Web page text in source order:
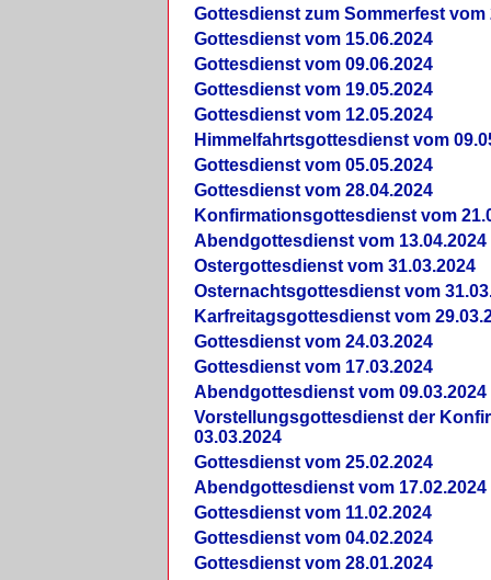
Gottesdienst zum Sommerfest vom
Gottesdienst vom 15.06.2024
Gottesdienst vom 09.06.2024
Gottesdienst vom 19.05.2024
Gottesdienst vom 12.05.2024
Himmelfahrtsgottesdienst vom
Gottesdienst vom 05.05.2024
Gottesdienst vom 28.04.2024
Konfirmationsgottesdienst vom
Abendgottesdienst vom 13.04.2024
Ostergottesdienst vom 31.03.2024
Osternachtsgottesdienst vom
Karfreitagsgottesdienst vom
Gottesdienst vom 24.03.2024
Gottesdienst vom 17.03.2024
Abendgottesdienst vom 09.03.2024
Vorstellungsgottesdienst der
03.03.2024
Gottesdienst vom 25.02.2024
Abendgottesdienst vom 17.02.2024
Gottesdienst vom 11.02.2024
Gottesdienst vom 04.02.2024
Gottesdienst vom 28.01.2024